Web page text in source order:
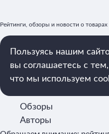
Рейтинги, обзоры и новости о товарах
mega.rating@yandex.ru
Рейтинги
Обзоры
Авторы
Пользуясь нашим
вы соглашаетесь с тем,
что мы используем